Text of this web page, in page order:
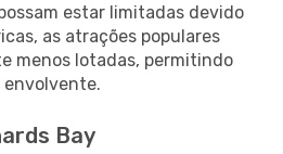
estar limitadas devido
as atrações populares
menos lotadas, permitindo
envolvente.
Bay